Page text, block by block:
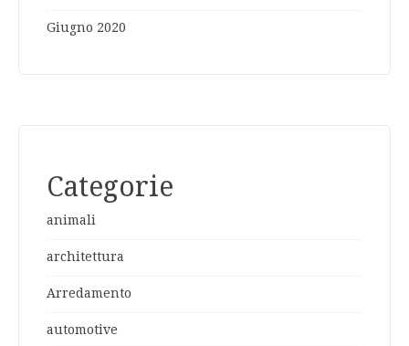
Giugno 2020
Categorie
animali
architettura
Arredamento
automotive